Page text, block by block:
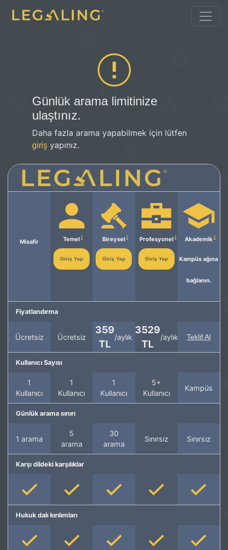
Günlük arama limitinize
ulaştınız.
Daha fazla arama yapabilmek için lütfen
giriş yapınız.
Misafir Temel
Giriş Yap
Bireysel
Giriş Yap
Profesyonel
Giriş Yap
Akademik
Kampüs ağına
bağlanın.
Fiyatlandırma
Ücretsiz Ücretsiz
359
TL
/aylık
3529
TL
/aylık Teklif Al
Kullanıcı Sayısı
1
Kullanıcı
1
Kullanıcı
1
Kullanıcı
5+
Kullanıcı
Kampüs
Günlük arama sınırı
1 arama
5
arama
30
arama
Sınırsız Sınırsız
Karşı dildeki karşılıklar
Hukuk dalı kırılımları